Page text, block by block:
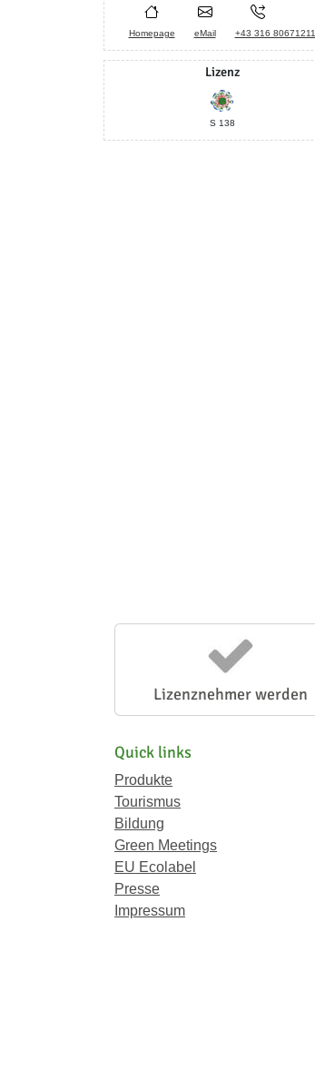
Homepage eMail +43 316 80671211
Lizenz
S 138
Lizenznehmer werden
Quick links
Produkte
Tourismus
Bildung
Green Meetings
EU Ecolabel
Presse
Impressum